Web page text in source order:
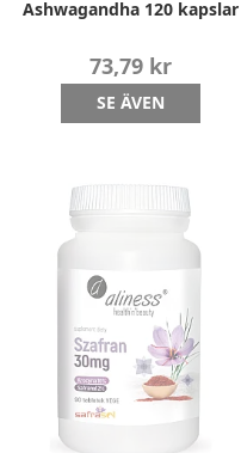
Ashwagandha 120 kapslar
73,79 kr
SE ÄVEN